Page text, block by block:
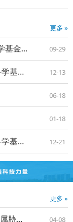
更多 »
（2025年9月29日更新）关于国家自然科学基金委2025年非集中申报期发布的项目指南信息及注意事项的通知 09-29
（2024年12月13日更新）关于国家自然科学基金委2024年非集中申报期发布的项目指南信息及注意事项的通知 12-13
06-18
01-18
（2023年12月21日更新）关于国家自然科学基金委2023年非集中申报期发布的项目指南信息及注意事项的通知 12-21
更多 »
“低镉1号”小麦60K基因芯片正式发布 重金属胁迫抗逆育种有了中国芯 04-08